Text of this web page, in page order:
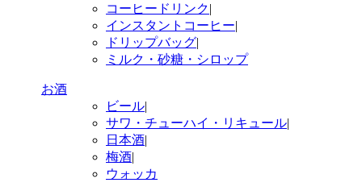
コーヒードリンク|
インスタントコーヒー|
ドリップバッグ|
ミルク・砂糖・シロップ
お酒
ビール|
サワ・チューハイ・リキュール|
日本酒|
梅酒|
ウォッカ